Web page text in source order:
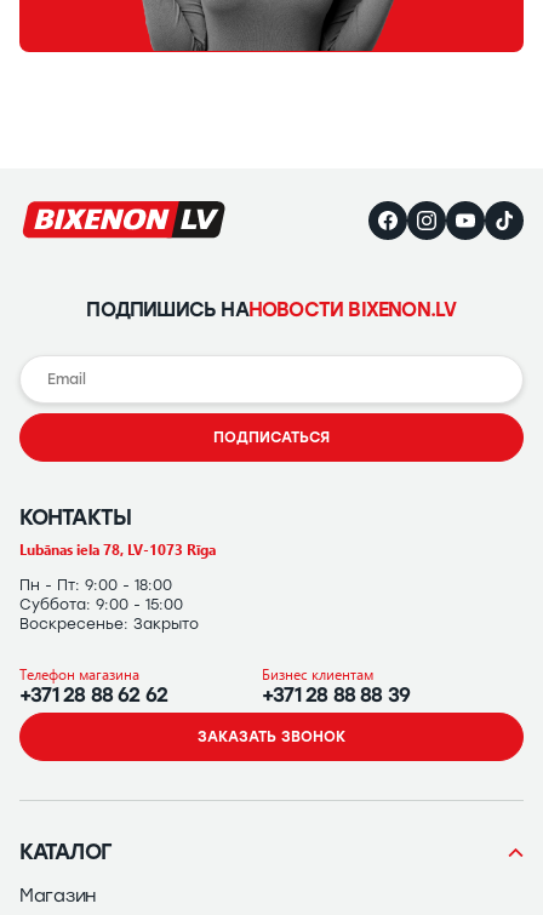
ПОДПИШИСЬ НАНОВОСТИ BIXENON.LV
ПОДПИСАТЬСЯ
КОНТАКТЫ
Lubānas iela 78, LV-1073 Rīga
Пн - Пт: 9:00 - 18:00
Суббота: 9:00 - 15:00
Воскресенье: Закрыто
Телефон магазина
+371 28 88 62 62
Бизнес клиентам
+371 28 88 88 39
ЗАКАЗАТЬ ЗВОНОК
КАТАЛОГ
Магазин